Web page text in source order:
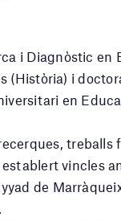
i Diagnòstic en
(Història) i
en
treballs
vincles
de